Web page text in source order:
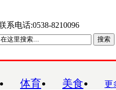
系电话:0538-8210096
搜索
体育 美食 更